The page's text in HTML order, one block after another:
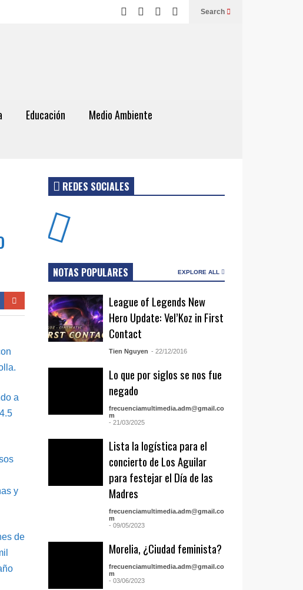
Search
Educación
Medio Ambiente
a
y
de
REDES SOCIALES
NOTAS POPULARES EXPLORE ALL
League of Legends New
Hero Update: Vel’Koz in First
Contact
Tien Nguyen - 22/12/2016
Lo que por siglos se nos fue
negado
frecuenciamultimedia.adm@gmail.co
m
- 21/03/2025
Lista la logística para el
concierto de Los Aguilar
para festejar el Día de las
Madres
frecuenciamultimedia.adm@gmail.co
m
- 09/05/2023
Morelia, ¿Ciudad feminista?
frecuenciamultimedia.adm@gmail.co
m
- 03/06/2023